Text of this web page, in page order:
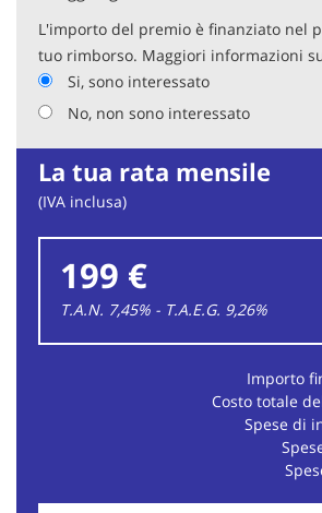
Tutto questo per dare ulteriore segno
i nostri clienti
L'importo del premio è finanziato nel
tuo rimborso. Maggiori informazioni
Si, sono interessato
No, non sono interessato
La tua rata mensile
(IVA inclusa)
199 €
T.A.N. 7,45% - T.A.E.G. 9,26%
Importo
Costo totale
Spese di